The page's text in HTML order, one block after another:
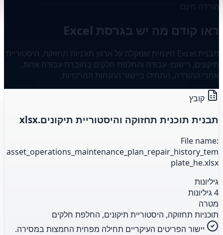
הורדה חינם
ראו קודם מה יש בגרסת Excel
תבנית Excel חינמית שמקלה על ארגון תוכניות תחזוקה, היסטוריית
תיקונים, רישומי עבודה והחלפת חלקים בחוברת עבודה אחת.
אחרי ההורדה, התחילו ביישור ההנחות המרכזיות.
קובץ
תבנית תוכנית תחזוקה והיסטוריית תיקונים.xlsx
File name:
asset_operations_maintenance_plan_repair_history_tem
plate_he.xlsx
גיליונות
4 גיליונות
מטרה
תוכניות תחזוקה, היסטוריית תיקונים, החלפת חלקים
יישור הפריטים העיקריים תחילה מפחית החמצות במסירה.